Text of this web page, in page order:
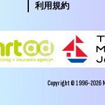
利用規約
Copyright © 1996-2026